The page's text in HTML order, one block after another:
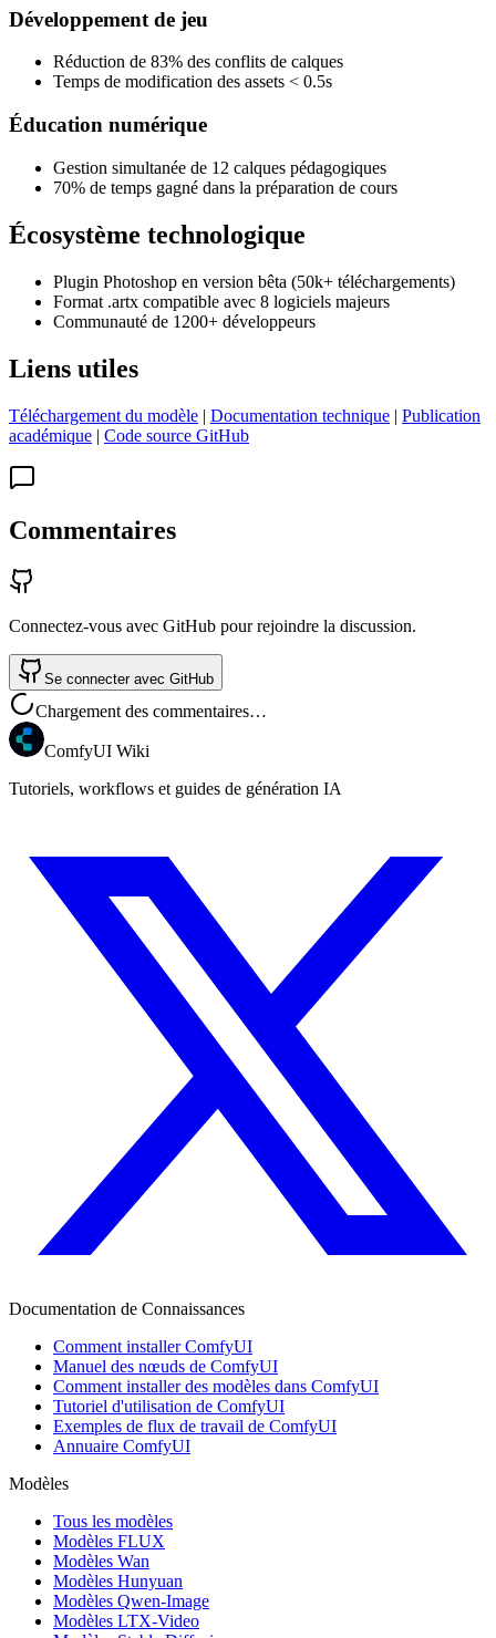
Développement de jeu
Réduction de 83% des conflits de calques
Temps de modification des assets < 0.5s
Éducation numérique
Gestion simultanée de 12 calques pédagogiques
70% de temps gagné dans la préparation de cours
Écosystème technologique
Plugin Photoshop en version bêta (50k+ téléchargements)
Format .artx compatible avec 8 logiciels majeurs
Communauté de 1200+ développeurs
Liens utiles
Téléchargement du modèle | Documentation technique | Publication
académique | Code source GitHub
Commentaires
Connectez-vous avec GitHub pour rejoindre la discussion.
Se connecter avec GitHub
Chargement des commentaires…
ComfyUI Wiki
Tutoriels, workflows et guides de génération IA
Documentation de Connaissances
Comment installer ComfyUI
Manuel des nœuds de ComfyUI
Comment installer des modèles dans ComfyUI
Tutoriel d'utilisation de ComfyUI
Exemples de flux de travail de ComfyUI
Annuaire ComfyUI
Modèles
Tous les modèles
Modèles FLUX
Modèles Wan
Modèles Hunyuan
Modèles Qwen-Image
Modèles LTX-Video